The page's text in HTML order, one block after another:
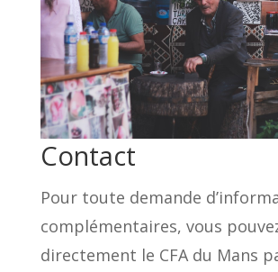
Contact
Pour toute demande
complémentaires, vous
directement le CFA du Mans